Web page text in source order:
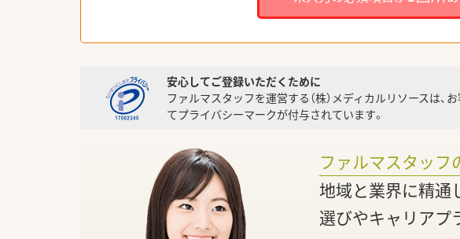
安心してご登録いただくために
ファルマスタッフを運営する（株）メディカルリソースは
てプライバシーマークが付与されています。
ファルマスタッフ
地域と業界に精通
選びやキャリアプ